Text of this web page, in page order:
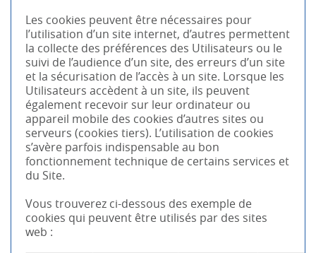
Les cookies peuvent être nécessaires pour
l’utilisation d’un site internet, d’autres permettent
la collecte des préférences des Utilisateurs ou le
suivi de l’audience d’un site, des erreurs d’un site
et la sécurisation de l’accès à un site. Lorsque les
Utilisateurs accèdent à un site, ils peuvent
également recevoir sur leur ordinateur ou
appareil mobile des cookies d’autres sites ou
serveurs (cookies tiers). L’utilisation de cookies
s’avère parfois indispensable au bon
fonctionnement technique de certains services et
du Site.
Vous trouverez ci-dessous des exemple de
cookies qui peuvent être utilisés par des sites
web :